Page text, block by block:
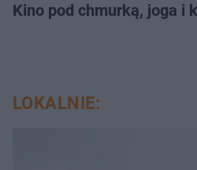
Kino pod chmurką, joga i
LOKALNIE: